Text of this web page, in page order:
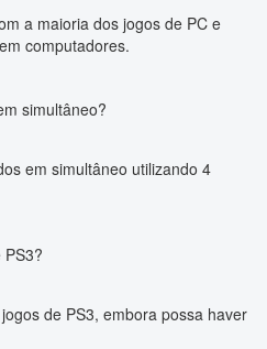
a maioria dos jogos de PC e
computadores.
simultâneo?
em simultâneo utilizando 4
de PS3, embora possa haver